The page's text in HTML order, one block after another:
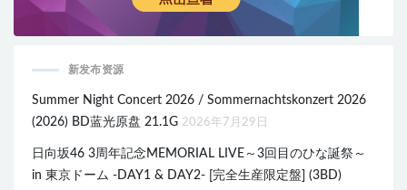
新发布资源
Summer Night Concert 2026 / Sommernachtskonzert 2026
(2026) BD蓝光原盘 21.1G 2026年7月29日
日向坂46 3周年記念MEMORIAL LIVE～3回目のひな誕祭～
in 東京ドーム -DAY1 & DAY2- [完全生産限定盤] (3BD)